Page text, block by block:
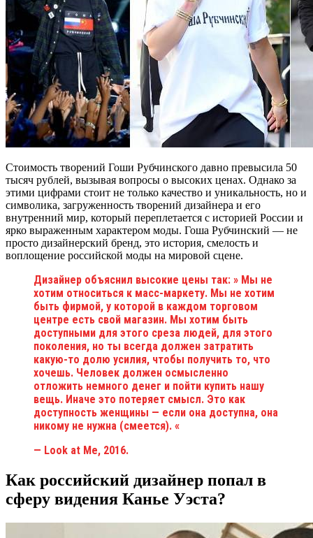
Стоимость творений Гоши Рубчинского давно превысила 50
тысяч рублей, вызывая вопросы о высоких ценах. Однако за
этими цифрами стоит не только качество и уникальность, но и
символика, загруженность творений дизайнера и его
внутренний мир, который переплетается с историей России и
ярко выраженным характером моды. Гоша Рубчинский — не
просто дизайнерский бренд, это история, смелость и
воплощение российской моды на мировой сцене.
Дизайнер объяснил высокие цены так: » Мы не
хотим относиться к масс-маркету. Мы не хотим
быть фирмой, у которой в каждом торговом
центре есть свой магазин. Мы хотим быть
доступными для этого среза людей, для этого
поколения, но ты всегда должен затратить
какую-то долю усилия, чтобы получить то, что
хочешь. Человек должен осмысленно
отложить немного денег и пойти купить нашу
вещь. Иначе это потеряет смысл. Это как
доступность женщины — если она доступна, она
никому не нужна (смеется). «
— Look at Me, 2016.
Как российский дизайнер попал в
сферу видения Канье Уэста?